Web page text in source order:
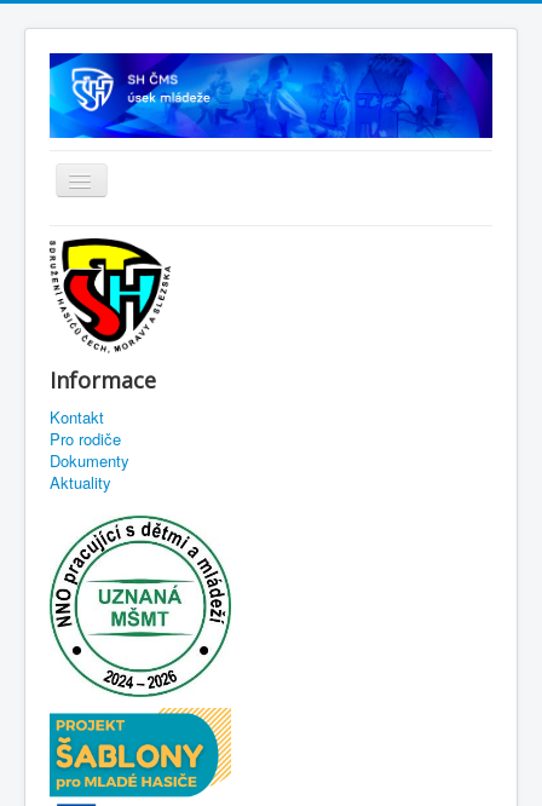
Informace
Kontakt
Pro rodiče
Dokumenty
Aktuality